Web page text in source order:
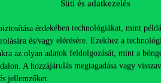
Süti és adatkezelés
érdekében technológiákat, mint
és/vagy elérésére. Ezekhez a
az olyan adatok feldolgozását, mint a
A hozzájárulás megtagadása vagy
jellemzőket.